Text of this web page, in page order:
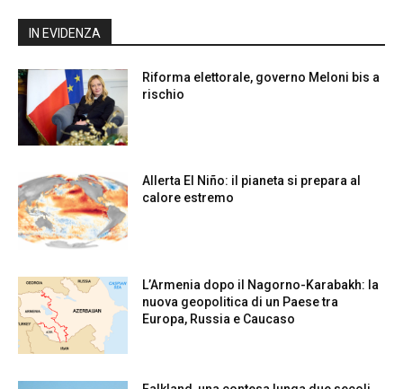
IN EVIDENZA
Riforma elettorale, governo Meloni bis a
rischio
Allerta El Niño: il pianeta si prepara al
calore estremo
L’Armenia dopo il Nagorno-Karabakh: la
nuova geopolitica di un Paese tra
Europa, Russia e Caucaso